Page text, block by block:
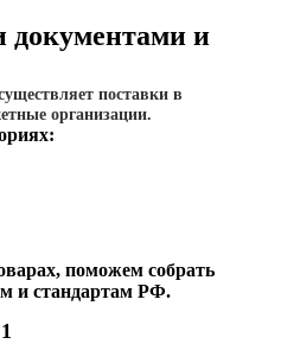
документами и
поставки в
организации.
поможем собрать
и стандартам РФ.